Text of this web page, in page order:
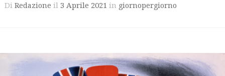
Di Redazione il 3 Aprile 2021 in giornopergiorno